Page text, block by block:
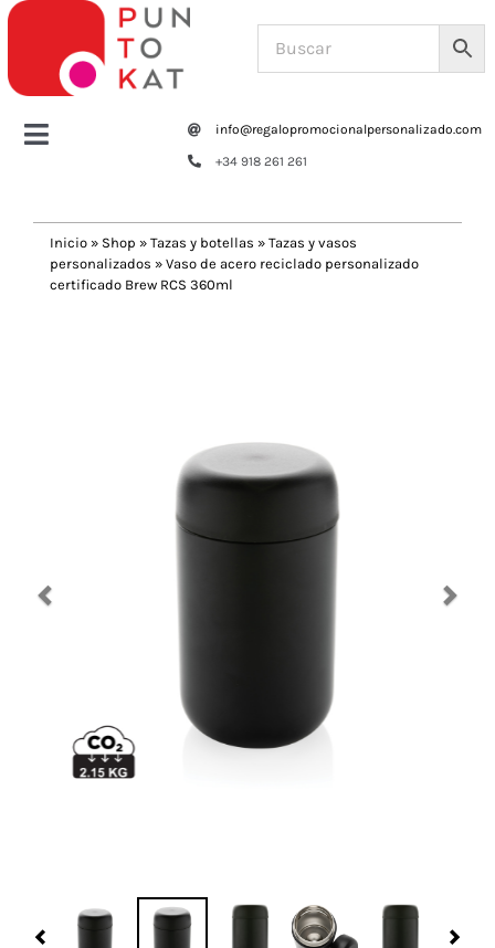
Saltar
contenido
Toggle
Tazas y botellas
Fabricación
info@regalopromocionalpersonalizado.com
+34 918 261 261
Inicio » Shop » Tazas y botellas » Tazas y vasos
personalizados » Vaso de acero reciclado personalizado
certificado Brew RCS 360ml
Previous